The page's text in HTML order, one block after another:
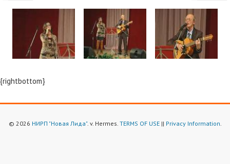
{rightbottom}
© 2026 НИРП "Новая Лида". v. Hermes. TERMS OF USE|| Privacy Information.